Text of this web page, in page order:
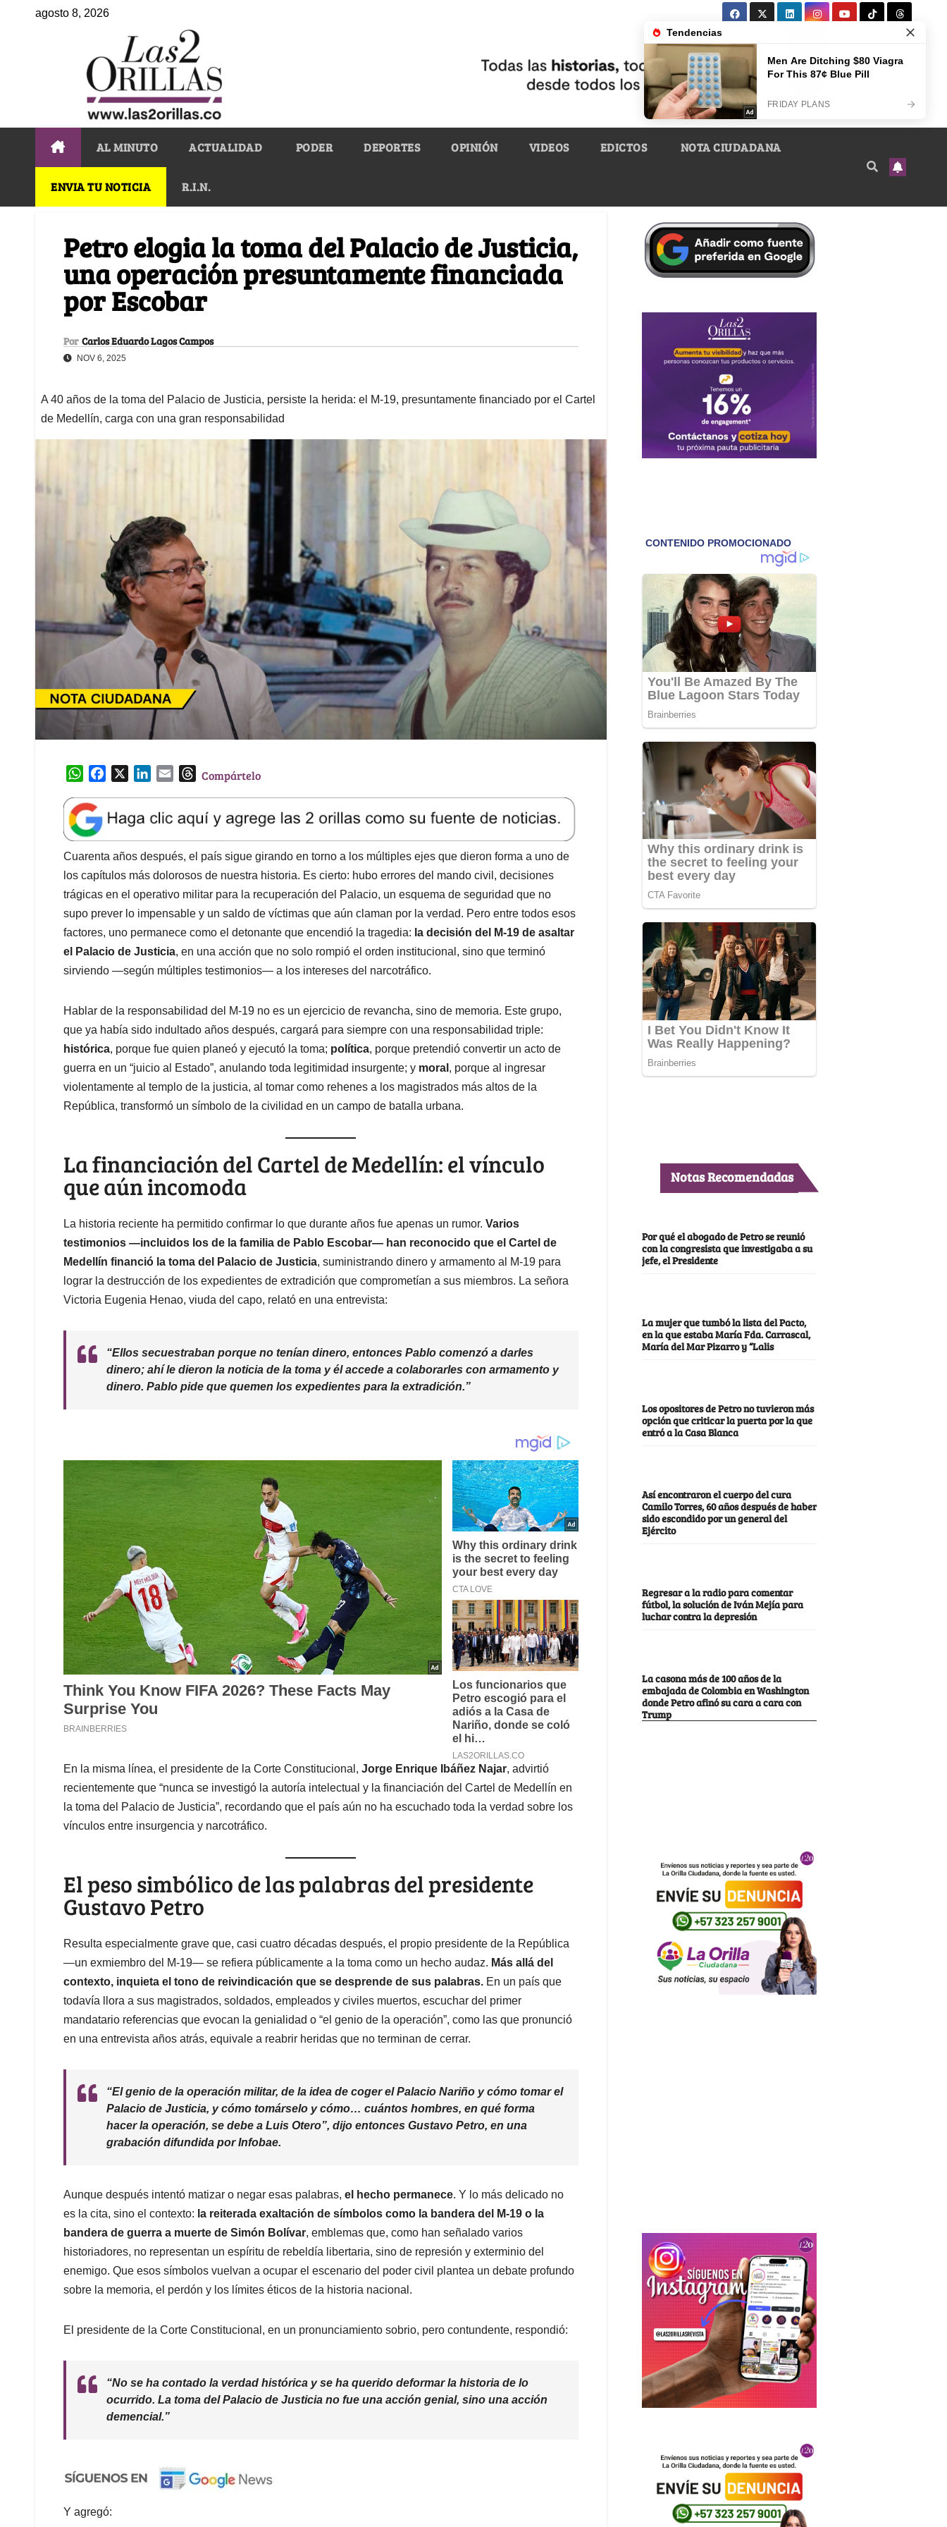
agosto 8, 2026
AL MINUTO ACTUALIDAD PODER DEPORTES OPINIÓN VIDEOS EDICTOS NOTA CIUDADANA
ENVIA TU NOTICIA R.I.N.
Petro elogia la toma del Palacio de Justicia,
una operación presuntamente financiada
por Escobar
Por Carlos Eduardo Lagos Campos
NOV 6, 2025
A 40 años de la toma del Palacio de Justicia, persiste la herida: el M-19, presuntamente financiado por el Cartel
de Medellín, carga con una gran responsabilidad
W
a
t
s
A
p
p
e
b
o
o
k
k
e
d
I
n
l
T
e
a
d
s
Compártelo
Cuarenta años después, el país sigue girando en torno a los múltiples ejes que dieron forma a uno de
los capítulos más dolorosos de nuestra historia. Es cierto: hubo errores del mando civil, decisiones
trágicas en el operativo militar para la recuperación del Palacio, un esquema de seguridad que no
supo prever lo impensable y un saldo de víctimas que aún claman por la verdad. Pero entre todos esos
factores, uno permanece como el detonante que encendió la tragedia: la decisión del M-19 de asaltar
el Palacio de Justicia, en una acción que no solo rompió el orden institucional, sino que terminó
sirviendo —según múltiples testimonios— a los intereses del narcotráfico.
Hablar de la responsabilidad del M-19 no es un ejercicio de revancha, sino de memoria. Este grupo,
que ya había sido indultado años después, cargará para siempre con una responsabilidad triple:
histórica, porque fue quien planeó y ejecutó la toma; política, porque pretendió convertir un acto de
guerra en un “juicio al Estado”, anulando toda legitimidad insurgente; y moral , porque al ingresar
violentamente al templo de la justicia, al tomar como rehenes a los magistrados más altos de la
República, transformó un símbolo de la civilidad en un campo de batalla urbana.
La financiación del Cartel de Medellín: el vínculo
que aún incomoda
La historia reciente ha permitido confirmar lo que durante años fue apenas un rumor. Varios
testimonios —incluidos los de la familia de Pablo Escobar— han reconocido que el Cartel de
Medellín financió la toma del Palacio de Justicia, suministrando dinero y armamento al M-19 para
lograr la destrucción de los expedientes de extradición que comprometían a sus miembros. La señora
Victoria Eugenia Henao, viuda del capo, relató en una entrevista:
“Ellos secuestraban porque no tenían dinero, entonces Pablo comenzó a darles
dinero; ahí le dieron la noticia de la toma y él accede a colaborarles con armamento y
dinero. Pablo pide que quemen los expedientes para la extradición.”
En la misma línea, el presidente de la Corte Constitucional, Jorge Enrique Ibáñez Najar, advirtió
recientemente que “nunca se investigó la autoría intelectual y la financiación del Cartel de Medellín en
la toma del Palacio de Justicia”, recordando que el país aún no ha escuchado toda la verdad sobre los
vínculos entre insurgencia y narcotráfico.
El peso simbólico de las palabras del presidente
Gustavo Petro
Resulta especialmente grave que, casi cuatro décadas después, el propio presidente de la República
—un exmiembro del M-19— se refiera públicamente a la toma como un hecho audaz. Más allá del
contexto, inquieta el tono de reivindicación que se desprende de sus palabras. En un país que
todavía llora a sus magistrados, soldados, empleados y civiles muertos, escuchar del primer
mandatario referencias que evocan la genialidad o “el genio de la operación”, como las que pronunció
en una entrevista años atrás, equivale a reabrir heridas que no terminan de cerrar.
“El genio de la operación militar, de la idea de coger el Palacio Nariño y cómo tomar el
Palacio de Justicia, y cómo tomárselo y cómo… cuántos hombres, en qué forma
hacer la operación, se debe a Luis Otero”, dijo entonces Gustavo Petro, en una
grabación difundida porInfobae.
Aunque después intentó matizar o negar esas palabras, el hecho permanece. Y lo más delicado no
es la cita, sino el contexto: la reiterada exaltación de símbolos como la bandera del M-19 o la
bandera de guerra a muerte de Simón Bolívar, emblemas que, como han señalado varios
historiadores, no representan un espíritu de rebeldía libertaria, sino de represión y exterminio del
enemigo. Que esos símbolos vuelvan a ocupar el escenario del poder civil plantea un debate profundo
sobre la memoria, el perdón y los límites éticos de la historia nacional.
El presidente de la Corte Constitucional, en un pronunciamiento sobrio, pero contundente, respondió:
“No se ha contado la verdad histórica y se ha querido deformar la historia de lo
ocurrido. La toma del Palacio de Justicia no fue una acción genial, sino una acción
demencial.”
Y agregó:
Notas Recomendadas
Por qué el abogado de Petro se reunió
con la congresista que investigaba a su
jefe, el Presidente
La mujer que tumbó la lista del Pacto,
en la que estaba María Fda. Carrascal,
María del Mar Pizarro y “Lalis
Los opositores de Petro no tuvieron más
opción que criticar la puerta por la que
entró a la Casa Blanca
Así encontraron el cuerpo del cura
Camilo Torres, 60 años después de haber
sido escondido por un general del
Ejército
Regresar a la radio para comentar
fútbol, la solución de Iván Mejía para
luchar contra la depresión
La casona más de 100 años de la
embajada de Colombia en Washington
donde Petro afinó su cara a cara con
Trump